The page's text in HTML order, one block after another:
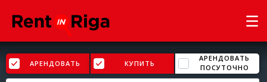
АРЕНДОВАТЬ КУПИТЬ
АРЕНДОВАТЬ
ПОСУТОЧНО